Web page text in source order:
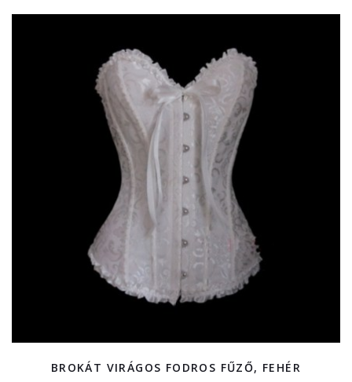
BROKÁT VIRÁGOS FODROS FŰZŐ, FEHÉR